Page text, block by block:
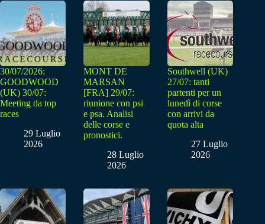
30/07/2026:
GOODWOOD
(UK) 30/07:
Meeting da top
races
29 Luglio
2026
MONT DE
MARSAN
[FRA] 29/07:
riunione con psi
e psa. Analisi
delle corse e
pronostici.
28 Luglio
2026
Southwell (UK)
27/07: tanti
partenti per un
lunedì di corse
con arrivi da
quota alta
27 Luglio
2026